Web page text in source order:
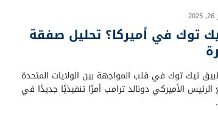
توك في أميركا؟ تحليل صفقة
تيك توك في قلب المواجهة بين الولايات المتحدة
الأميركي دونالد ترامب أمرًا تنفيذيًا جديدًا في